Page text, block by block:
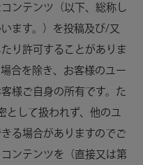
ンテンツ（以下、総称し
ます。）を投稿及び/又
り許可することがありま
合を除き、お客様のユー
様ご自身の所有です。た
として扱われず、他のユ
る場合がありますのでご
ンテンツを（直接又は第